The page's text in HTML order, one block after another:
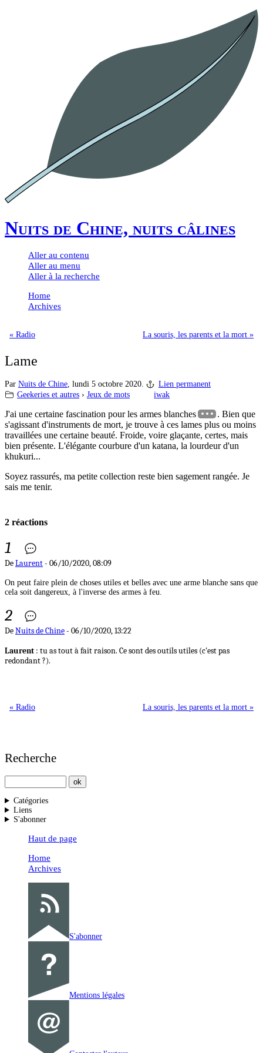
Nuits de Chine, nuits câlines
Aller au contenu
Aller au menu
Aller à la recherche
Home
Archives
« Radio La souris, les parents et la mort »
Lame
Par Nuits de Chine lundi 5 octobre 2020.
Lien permanent
Geekeries et autres › Jeux de mots iwak
J'ai une certaine fascination pour les armes blanches
. Bien que
s'agissant d'instruments de mort, je trouve à ces lames plus ou moins
travaillées une certaine beauté. Froide, voire glaçante, certes, mais
bien présente. L'élégante courbure d'un katana, la lourdeur d'un
khukuri...
Soyez rassurés, ma petite collection reste bien sagement rangée. Je
sais me tenir.
2 réactions
1
DeLaurent- 06/10/2020, 08:09
On peut faire plein de choses utiles et belles avec une arme blanche sans que
cela soit dangereux, à l'inverse des armes à feu.
2
DeNuits de Chine- 06/10/2020, 13:22
Laurent : tu as tout à fait raison. Ce sont des outils utiles (c'est pas
redondant ?).
« Radio La souris, les parents et la mort »
Recherche
Catégories
Liens
S'abonner
Haut de page
Home
Archives
S'abonner
Mentions légales